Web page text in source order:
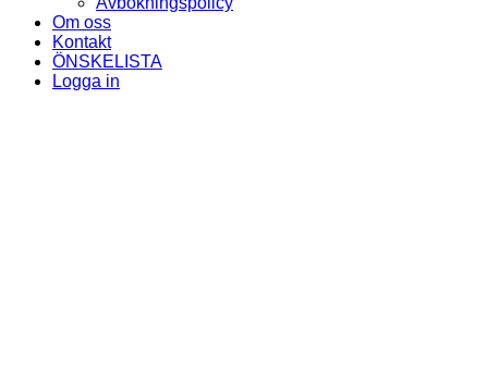
Om oss
Kontakt
ÖNSKELISTA
Logga in